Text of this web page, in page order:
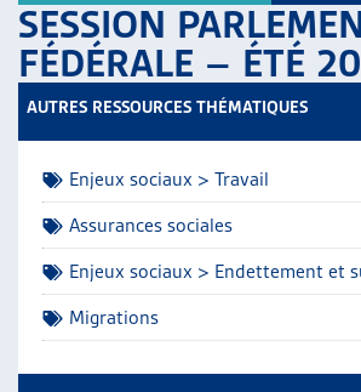
DOSSIERS DU MOIS
VEILLE
THÉMATIQUES
GUIDE SOCIAL ROMAND
SESSION
FÉDÉRALE – ÉTÉ
AUTRES RESSOURCES THÉMATIQUES
Enjeux sociaux > Travail
Assurances sociales
Enjeux sociaux > Endettement et
Migrations